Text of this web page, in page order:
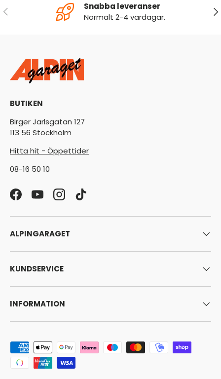
FÖREGÅENDE
Snabba leveranser
Normalt 2-4 vardagar.
BUTIKEN
Birger Jarlsgatan 127
113 56 Stockholm
Hitta hit - Öppettider
08-16 50 10
FacebookYouTubeInstagram
TikTok
ALPINGARAGET
KUNDSERVICE
INFORMATION
Godkända betalningsmetoder